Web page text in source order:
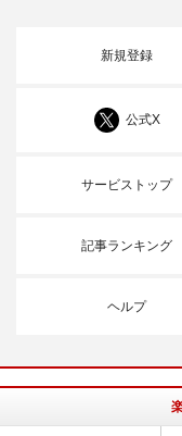
新規登録
公式X
サービストップ
記事ランキング
ヘルプ